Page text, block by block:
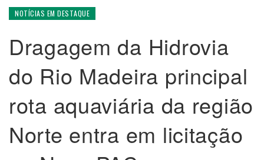
NOTÍCIAS EM DESTAQUE
Dragagem da Hidrovia
do Rio Madeira principal
rota aquaviária da região
Norte entra em licitação